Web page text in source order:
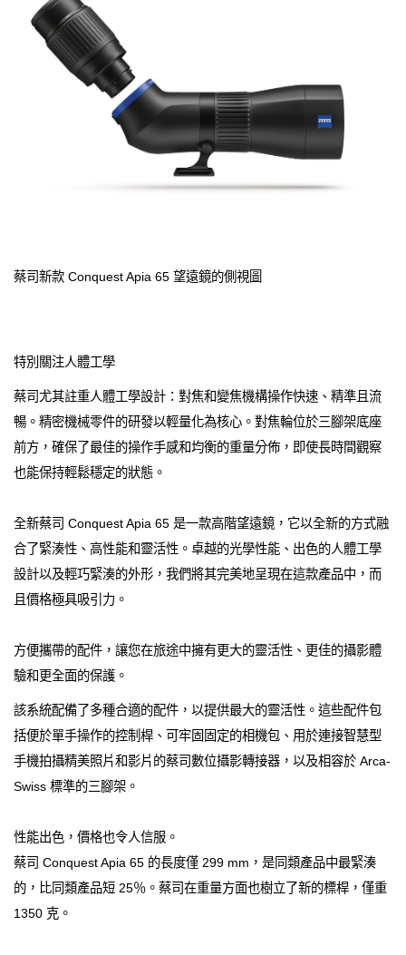
蔡司新款 Conquest Apia 65 望遠鏡的側視圖
特別關注人體工學
蔡司尤其註重人體工學設計：對焦和變焦機構操作快速、精準且流
暢。精密機械零件的研發以輕量化為核心。對焦輪位於三腳架底座
前方，確保了最佳的操作手感和均衡的重量分佈，即使長時間觀察
也能保持輕鬆穩定的狀態。
全新蔡司 Conquest Apia 65 是一款高階望遠鏡，它以全新的方式融
合了緊湊性、高性能和靈活性。卓越的光學性能、出色的人體工學
設計以及輕巧緊湊的外形，我們將其完美地呈現在這款產品中，而
且價格極具吸引力。
方便攜帶的配件，讓您在旅途中擁有更大的靈活性、更佳的攝影體
驗和更全面的保護。
該系統配備了多種合適的配件，以提供最大的靈活性。這些配件包
括便於單手操作的控制桿、可牢固固定的相機包、用於連接智慧型
手機拍攝精美照片和影片的蔡司數位攝影轉接器，以及相容於 Arca-
Swiss 標準的三腳架。
性能出色，價格也令人信服。
蔡司 Conquest Apia 65 的長度僅 299 mm，是同類產品中最緊湊
的，比同類產品短 25％。蔡司在重量方面也樹立了新的標桿，僅重
1350 克。